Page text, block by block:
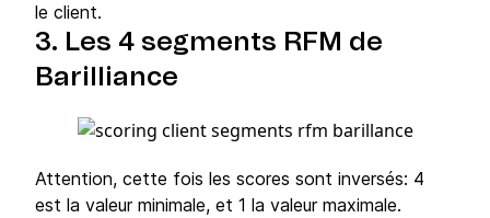
le client.
3. Les 4 segments RFM de
Barilliance
Attention, cette fois les scores sont inversés: 4
est la valeur minimale, et 1 la valeur maximale.